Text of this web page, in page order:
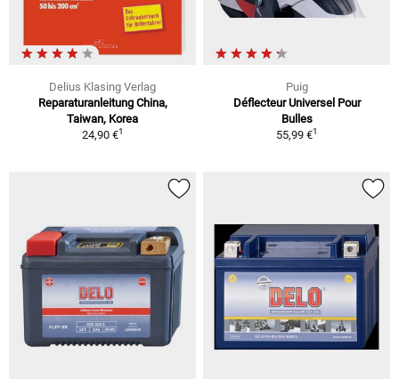
Delius Klasing Verlag
Reparaturanleitung China,
Taiwan, Korea
24,90 €1
Puig
Déflecteur Universel Pour
Bulles
55,99 €1